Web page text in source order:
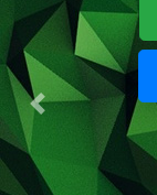
Предыдущая